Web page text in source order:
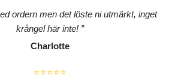
ordern men det löste ni utmärkt, inget
krångel här inte!
Charlotte
⭐⭐⭐⭐⭐